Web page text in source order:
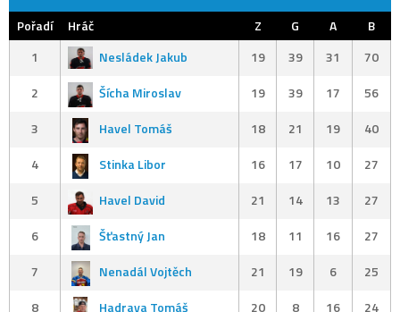
Pořadí Hráč Z G A
B
1
Nesládek Jakub 19 39 31
70
2
Šícha Miroslav 19 39 17
56
3
Havel Tomáš 18 21 19
40
4
Stinka Libor 16 17 10
27
5
Havel David 21 14 13
27
6
Šťastný Jan 18 11 16
27
7
Nenadál Vojtěch 21 19 6
25
8
Hadrava Tomáš 20 8 16
24